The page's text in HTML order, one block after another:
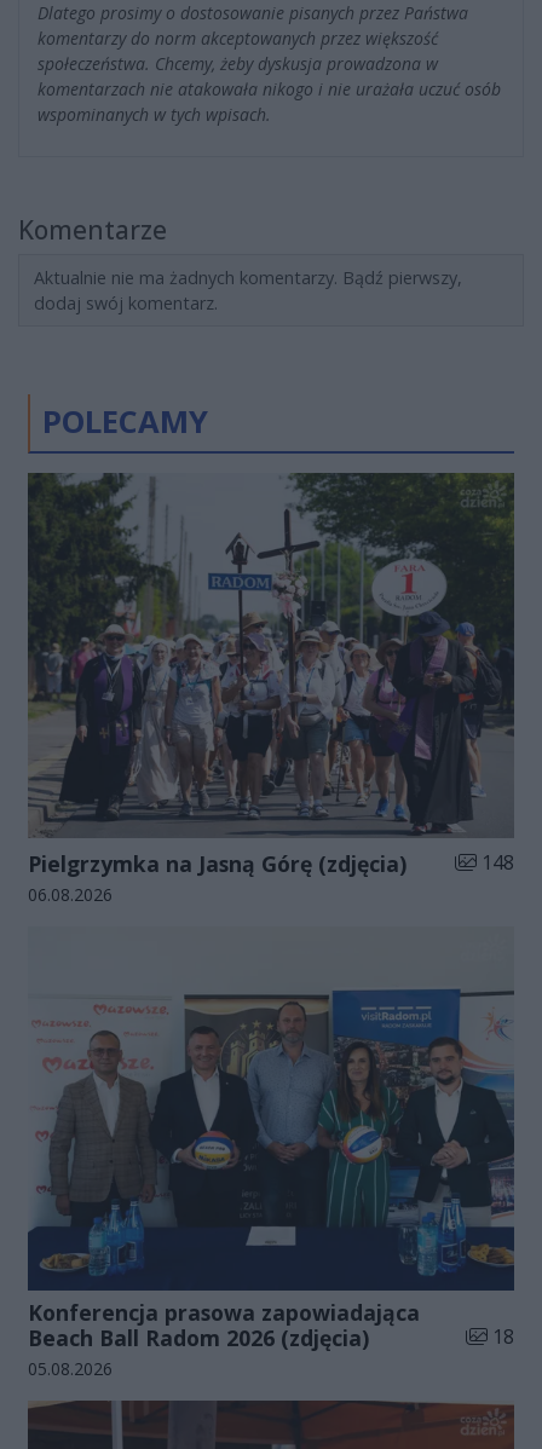
Dlatego prosimy o dostosowanie pisanych przez Państwa
komentarzy do norm akceptowanych przez większość
społeczeństwa. Chcemy, żeby dyskusja prowadzona w
komentarzach nie atakowała nikogo i nie urażała uczuć osób
wspominanych w tych wpisach.
Komentarze
Aktualnie nie ma żadnych komentarzy. Bądź pierwszy,
dodaj swój komentarz.
POLECAMY
Pielgrzymka na Jasną Górę (zdjęcia) Liczba
148
Data dodania galerii:
06.08.2026
Konferencja prasowa zapowiadająca
Beach Ball Radom 2026 (zdjęcia)
Liczba
18
Data dodania galerii:
05.08.2026